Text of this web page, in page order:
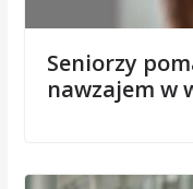
Seniorzy
nawzajem w